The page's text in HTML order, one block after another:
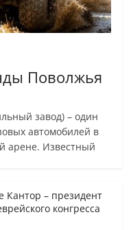
Поволжья
завод) – один
автомобилей в
арене. Известный
Кантор – президент
конгресса